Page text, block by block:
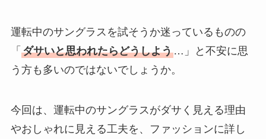
運転中のサングラスを試そうか迷っているものの
「 ダサいと思われたらどうしよう…」と不安に思
う方も多いのではないでしょうか。
今回は、運転中のサングラスがダサく見える理由
やおしゃれに見える工夫を、ファッションに詳し